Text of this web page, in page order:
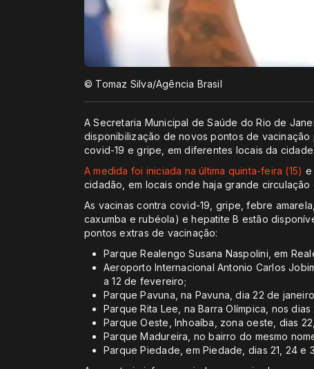
© Tomaz Silva/Agência Brasil
A Secretaria Municipal de Saúde do Rio de
disponibilização de novos pontos de vacinação
covid-19 e gripe, em diferentes locais da
A medida foi iniciada na última quinta-feira (15) e
cidadão, em locais onde haja grande
As vacinas contra covid-19, gripe, febre
caxumba e rubéola) e hepatite B estão
pontos extras de vacinação:
Parque Realengo Susana Naspolini, em
Aeroporto Internacional Antonio Carlos
a 12 de fevereiro;
Parque Pavuna, na Pavuna, dia 22 de
Parque Rita Lee, na Barra Olímpica, nos
Parque Oeste, Inhoaíba, zona oeste, dias
Parque Madureira, no bairro do mesmo
Parque Piedade, em Piedade, dias 21, 24 e